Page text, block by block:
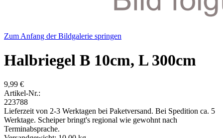
Zum Anfang der Bildgalerie springen
Halbriegel B 10cm, L 300cm
9,99 €
Artikel-Nr.:
223788
Lieferzeit von 2-3 Werktagen bei Paketversand. Bei Spedition ca. 5
Werktage. Scheiper bringt's regional wie gewohnt nach
Terminabsprache.